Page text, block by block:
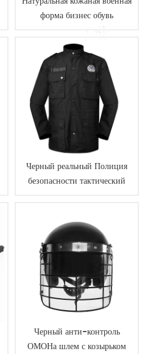
форма бизнес обувь
Черный реальный Полиция
безопасности тактический
Черный анти-контроль
ОМОНа шлем с козырьком